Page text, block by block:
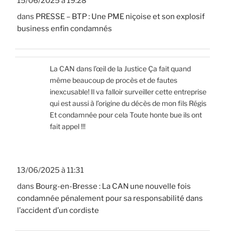
dans PRESSE – BTP : Une PME niçoise et son explosif
business enfin condamnés
13/06/2025 à 11:31
dans Bourg-en-Bresse : La CAN une nouvelle fois
condamnée pénalement pour sa responsabilité dans
l’accident d’un cordiste
La CAN dans l’œil de la Justice Ça fait quand
même beaucoup de procès et de fautes
inexcusable! Il va falloir surveiller cette entreprise
qui est aussi à l’origine du décès de mon fils Régis
Et condamnée pour cela Toute honte bue ils ont
fait appel !!!